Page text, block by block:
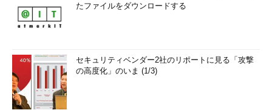
たファイルをダウンロードする
セキュリティベンダー2社のリポートに見る「攻撃
の高度化」のいま (1/3)